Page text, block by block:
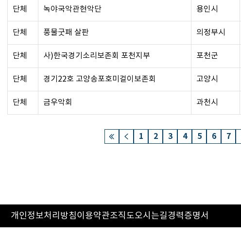
단체 녹야국악관현악단 용인시
단체 풍물굿패 살판 의정부시
단체 사)한국경기소리보존회 포천지부 포천군
단체 경기22호 고양송포호미걸이보존회 고양시
단체 금우악회 과천시
1 2 3 4 5 6 7
개인정보처리방침이용약관조직도오시는길경력증명서